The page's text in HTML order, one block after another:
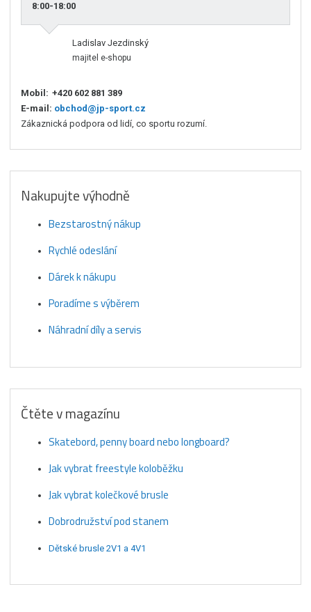
8:00-18:00
Ladislav Jezdinský
majitel e-shopu
Mobil: +420 602 881 389
E-mail: obchod@jp-sport.cz
Zákaznická podpora od lidí, co sportu rozumí.
Nakupujte výhodně
Bezstarostný nákup
Rychlé odeslání
Dárek k nákupu
Poradíme s výběrem
Náhradní díly a servis
Čtěte v magazínu
Skatebord, penny board nebo longboard?
Jak vybrat freestyle koloběžku
Jak vybrat kolečkové brusle
Dobrodružství pod stanem
Dětské brusle 2V1 a 4V1